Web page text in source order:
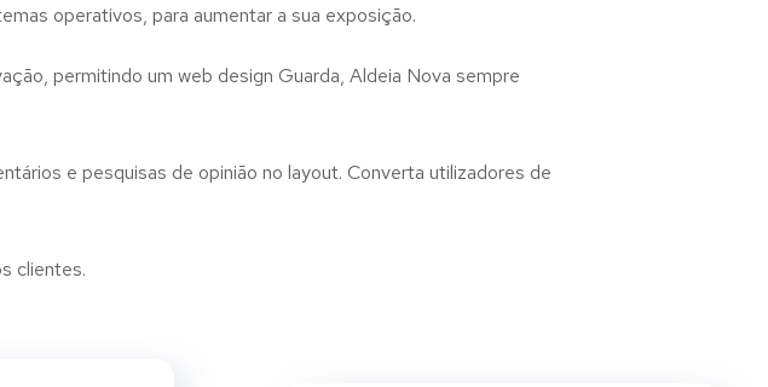
operativos, para aumentar a sua exposição.
permitindo um web design Guarda, Aldeia Nova sempre
e pesquisas de opinião no layout. Converta utilizadores de
clientes.